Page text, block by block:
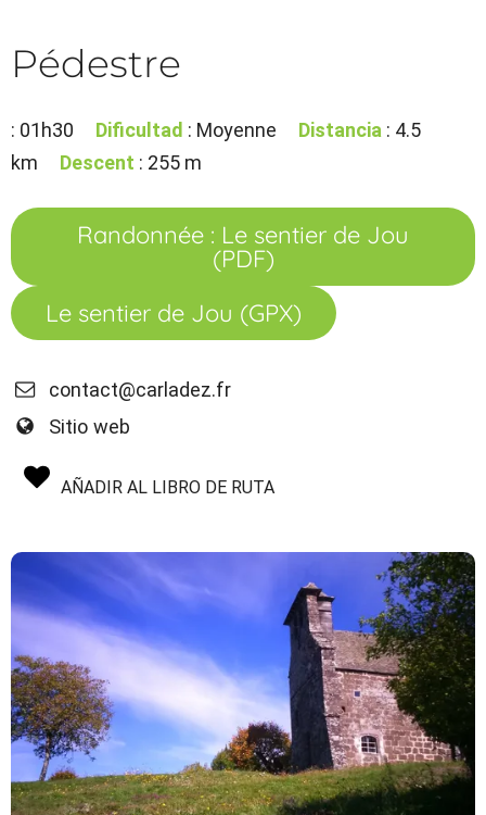
Pédestre
: 01h30 Dificultad : Moyenne Distancia : 4.5
km
Descent : 255 m
Randonnée : Le sentier de Jou
(PDF)
Le sentier de Jou (GPX)
contact@carladez.fr
Sitio web
AÑADIR AL LIBRO DE RUTA